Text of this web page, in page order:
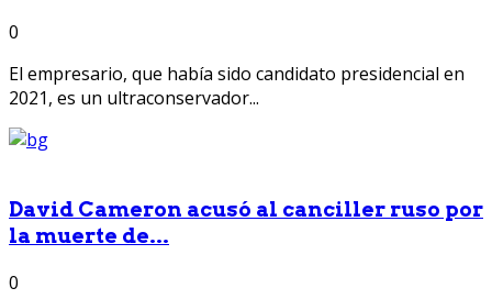
0
El empresario, que había sido candidato presidencial en
2021, es un ultraconservador...
David Cameron acusó al canciller ruso por
la muerte de...
0